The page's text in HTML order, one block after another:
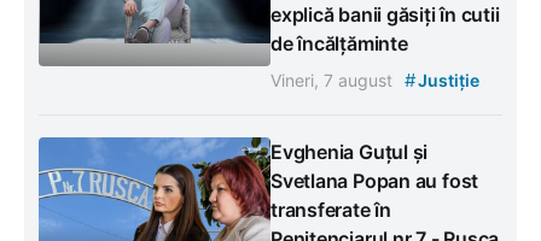
explică banii găsiți în cutii
de încălțăminte
Vineri, 7 august #Justiție
Evghenia Guțul și
Svetlana Popan au fost
transferate în